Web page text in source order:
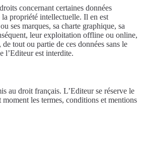
concernant certaines données
la propriété intellectuelle. Il en est
ses marques, sa charte graphique, sa
leur exploitation offline ou online,
tout ou partie de ces données sans le
l’Editeur est interdite.
au droit français. L’Editeur se réserve le
moment les termes, conditions et mentions